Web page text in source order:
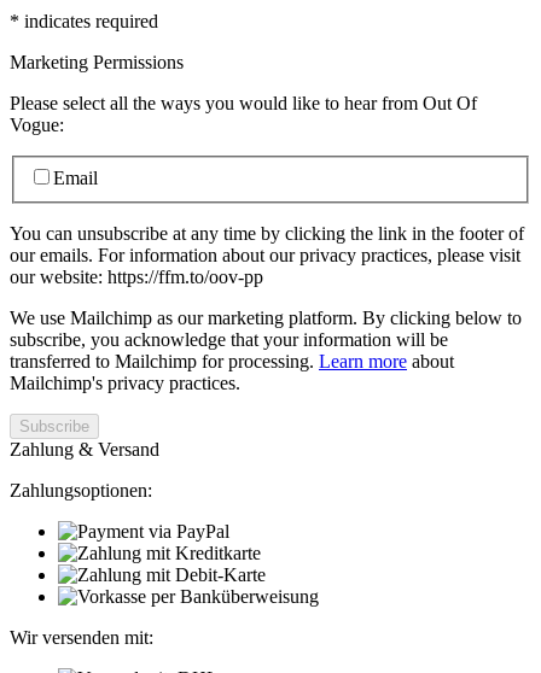
* indicates required
Marketing Permissions
Please select all the ways you would like to hear from Out Of
Vogue:
Email
You can unsubscribe at any time by clicking the link in the footer of
our emails. For information about our privacy practices, please visit
our website: https://ffm.to/oov-pp
We use Mailchimp as our marketing platform. By clicking below to
subscribe, you acknowledge that your information will be
transferred to Mailchimp for processing. Learn more about
Mailchimp's privacy practices.
Zahlung & Versand
Zahlungsoptionen:
Wir versenden mit: